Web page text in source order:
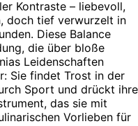
Kontraste – liebevoll,
doch tief verwurzelt in
Diese Balance
die über bloße
Leidenschaften
Sie findet Trost in der
Sport und drückt ihre
das sie mit
Vorlieben für